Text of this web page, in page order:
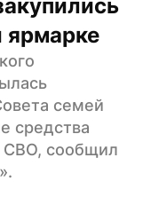
ярмарке
семей
средства
СВО, сообщил